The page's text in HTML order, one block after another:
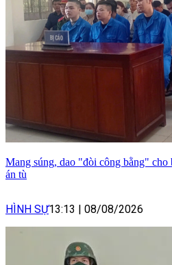
Mang súng, dao "đòi công bằng" cho
án tù
HÌNH SỰ13:13 08/08/2026